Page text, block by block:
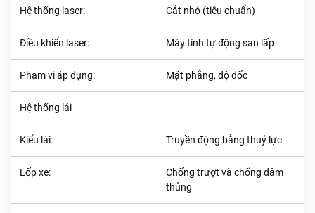
Hệ thống laser: Cắt nhỏ (tiêu chuẩn)
Điều khiển laser: Máy tính tự động san lấp
Phạm vi áp dụng: Mặt phẳng, độ dốc
Hệ thống lái
Kiểu lái: Truyền động bằng thuỷ lực
Lốp xe:
Chống trượt và chống đâm
thủng